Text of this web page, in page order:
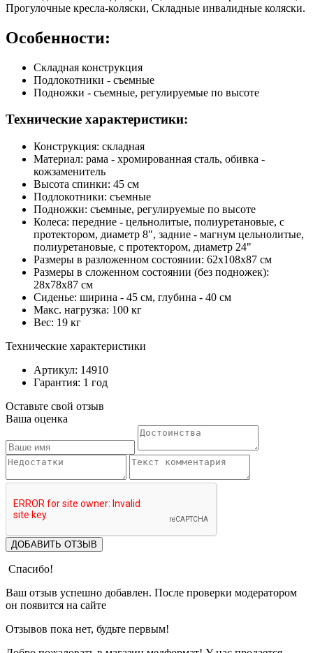
Прогулочные кресла-коляски, Складные инвалидные коляски.
Особенности:
Складная конструкция
Подлокотники - съемные
Подножки - съемные, регулируемые по высоте
Технические характеристики:
Конструкция: складная
Материал: рама - хромированная сталь, обивка -
кожзаменитель
Высота спинки: 45 см
Подлокотники: съемные
Подножки: съемные, регулируемые по высоте
Колеса: передние - цельнолитые, полиуретановые, с
протектором, диаметр 8", задние - магнум цельнолитые,
полиуретановые, с протектором, диаметр 24"
Размеры в разложенном состоянии: 62х108х87 см
Размеры в сложенном состоянии (без подножек):
28х78х87 см
Сиденье: ширина - 45 см, глубина - 40 см
Макс. нагрузка: 100 кг
Вес: 19 кг
Технические характеристики
Артикул: 14910
Гарантия: 1 год
Оставьте свой отзыв
Ваша оценка
ДОБАВИТЬ ОТЗЫВ
Спасибо!
Ваш отзыв успешно добавлен. После проверки модератором
он появится на сайте
Отзывов пока нет, будьте первым!